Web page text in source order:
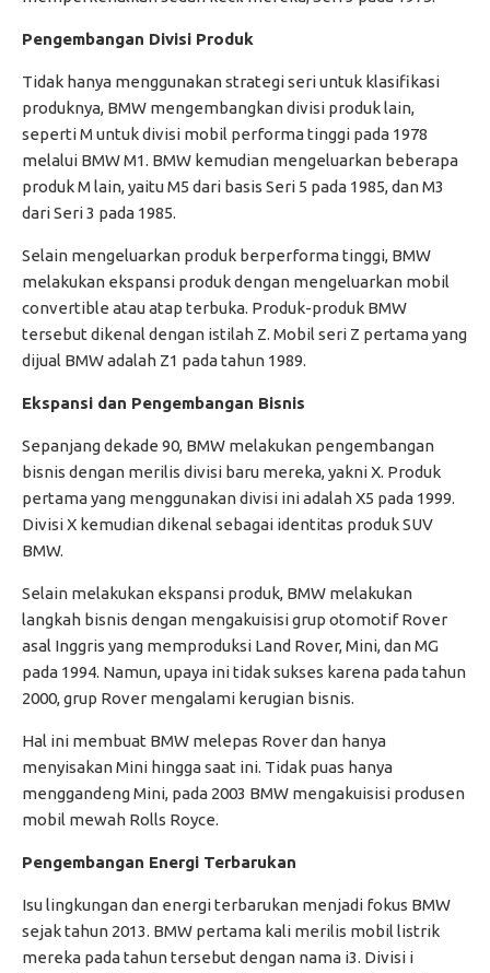
Pengembangan Divisi Produk
Tidak hanya menggunakan strategi seri untuk klasifikasi
produknya, BMW mengembangkan divisi produk lain,
seperti M untuk divisi mobil performa tinggi pada 1978
melalui BMW M1. BMW kemudian mengeluarkan beberapa
produk M lain, yaitu M5 dari basis Seri 5 pada 1985, dan M3
dari Seri 3 pada 1985.
Selain mengeluarkan produk berperforma tinggi, BMW
melakukan ekspansi produk dengan mengeluarkan mobil
convertible atau atap terbuka. Produk-produk BMW
tersebut dikenal dengan istilah Z. Mobil seri Z pertama yang
dijual BMW adalah Z1 pada tahun 1989.
Ekspansi dan Pengembangan Bisnis
Sepanjang dekade 90, BMW melakukan pengembangan
bisnis dengan merilis divisi baru mereka, yakni X. Produk
pertama yang menggunakan divisi ini adalah X5 pada 1999.
Divisi X kemudian dikenal sebagai identitas produk SUV
BMW.
Selain melakukan ekspansi produk, BMW melakukan
langkah bisnis dengan mengakuisisi grup otomotif Rover
asal Inggris yang memproduksi Land Rover, Mini, dan MG
pada 1994. Namun, upaya ini tidak sukses karena pada tahun
2000, grup Rover mengalami kerugian bisnis.
Hal ini membuat BMW melepas Rover dan hanya
menyisakan Mini hingga saat ini. Tidak puas hanya
menggandeng Mini, pada 2003 BMW mengakuisisi produsen
mobil mewah Rolls Royce.
Pengembangan Energi Terbarukan
Isu lingkungan dan energi terbarukan menjadi fokus BMW
sejak tahun 2013. BMW pertama kali merilis mobil listrik
mereka pada tahun tersebut dengan nama i3. Divisi i